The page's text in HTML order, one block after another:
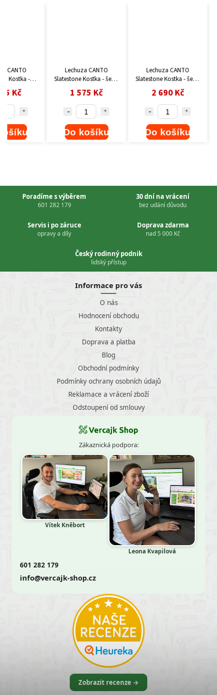
Lechuza CANTO
Slatestone Kostka - šedá
Do košíku
Lechuza CANTO
Slatestone Kostka - šedá
Do košíku
Lechuza
Slatestone
Do
Poradíme s výběrem
601 282 179
30 dní na vrácení
bez udání důvodu
Servis i po záruce
opravy a díly
Doprava zdarma
nad 5 000 Kč
Český rodinný podnik
lidský přístup
Informace pro vás
O nás
Hodnocení obchodu
Kontakty
Doprava a platba
Blog
Obchodní podmínky
Podmínky ochrany osobních údajů
Reklamace a vrácení zboží
Odstoupení od smlouvy
Zákaznická podpora:
Vítek Kněbort
Leona Kvapilová
601 282 179
info@vercajk-shop.cz
Zobrazit recenze →